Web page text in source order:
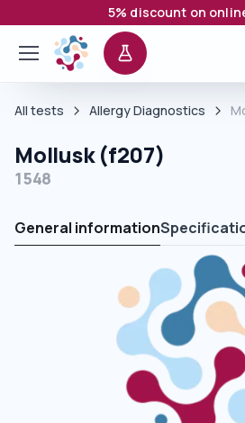
5% discount on
All tests Allergy Diagnostics
Mollusk (f207)
1548
General information